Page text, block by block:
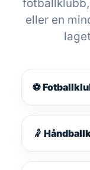
eller en
⚽
🤾